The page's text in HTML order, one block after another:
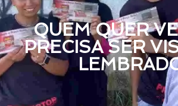
QUEM QUER
PRECISA SER